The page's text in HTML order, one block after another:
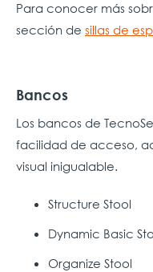
Para conocer más
sección de sillas de
Bancos
Los bancos de
facilidad de acceso,
visual inigualable.
Structure Stool
Dynamic Basic
Organize Stool